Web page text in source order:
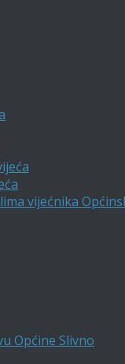
vijećnika
Općine Slivno